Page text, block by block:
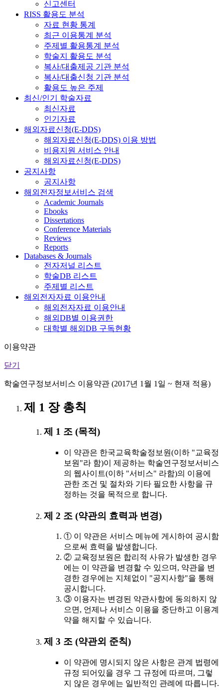
신고센터
RISS 활용도 분석
자료 현황 통계
최근 이용통계 분석
주제별 활용통계 분석
학술지 활용도 분석
복사/대출제공 기관 분석
복사/대출신청 기관 분석
활용도 높은 주제
최신/인기 학술자료
최신자료
인기자료
해외자료신청(E-DDS)
해외자료신청(E-DDS) 이용 방법
비용지원 서비스 안내
해외자료신청(E-DDS)
공지사항
공지사항
해외전자정보서비스 검색
Academic Journals
Ebooks
Dissertations
Conference Materials
Reviews
Reports
Databases & Journals
전자저널 리스트
학술DB 리스트
주제별 리스트
해외전자자료 이용안내
해외전자자료 이용안내
해외DB별 이용권한
대학별 해외DB 구독현황
이용약관
닫기
학술연구정보서비스 이용약관 (2017년 1월 1일 ~ 현재 적용)
제 1 장 총칙
제 1 조 (목적)
이 약관은 한국교육학술정보원(이하 "교육정
보원"라 함)이 제공하는 학술연구정보서비스
의 웹사이트(이하 "서비스" 라함)의 이용에
관한 조건 및 절차와 기타 필요한 사항을 규
정하는 것을 목적으로 합니다.
제 2 조 (약관의 효력과 변경)
① 이 약관은 서비스 메뉴에 게시하여 공시함
으로써 효력을 발생합니다.
② 교육정보원은 합리적 사유가 발생한 경우
에는 이 약관을 변경할 수 있으며, 약관을 변
경한 경우에는 지체없이 "공지사항"을 통해
공시합니다.
③ 이용자는 변경된 약관사항에 동의하지 않
으면, 언제나 서비스 이용을 중단하고 이용계
약을 해지할 수 있습니다.
제 3 조 (약관외 준칙)
이 약관에 명시되지 않은 사항은 관계 법령에
규정 되어있을 경우 그 규정에 따르며, 그렇
지 않은 경우에는 일반적인 관례에 따릅니다.